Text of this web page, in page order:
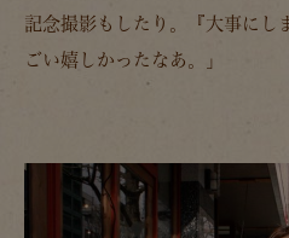
記念撮影もしたり。『大事にし
ごい嬉しかったなあ。」